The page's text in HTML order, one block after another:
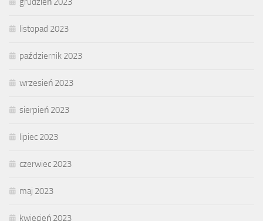
listopad 2023
październik 2023
wrzesień 2023
sierpień 2023
lipiec 2023
czerwiec 2023
maj 2023
kwiecień 2023